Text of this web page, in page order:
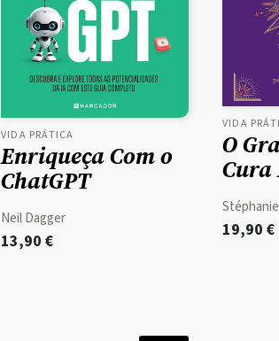
VIDA PRÁTICA
Enriqueça Com o
ChatGPT
Neil Dagger
13,90 €
VIDA
O
Cura
19,90 €